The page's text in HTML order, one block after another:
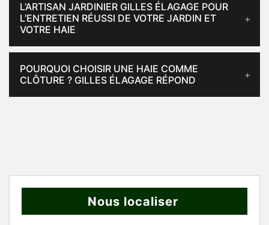
L’ARTISAN JARDINIER GILLES ÉLAGAGE POUR
L’ENTRETIEN RÉUSSI DE VOTRE JARDIN ET
VOTRE HAIE
POURQUOI CHOISIR UNE HAIE COMME
CLÔTURE ? GILLES ÉLAGAGE RÉPOND
Nous localiser